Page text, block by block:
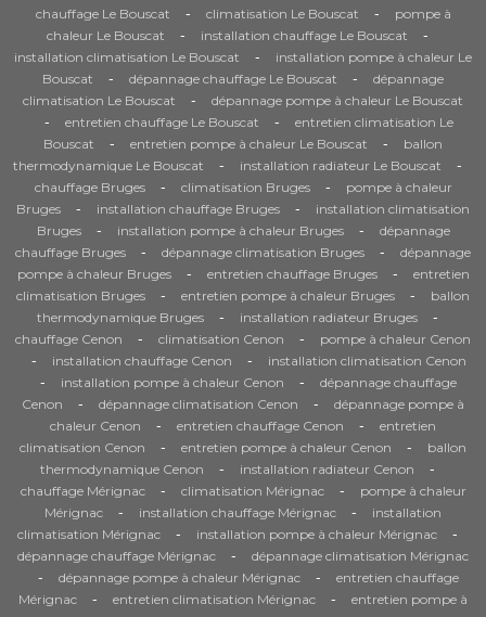
chauffage Le Bouscat - climatisation Le Bouscat -
pompe à
chaleur Le Bouscat
- installation chauffage Le Bouscat -
installation climatisation Le Bouscat -
installation pompe à chaleur Le
Bouscat
- dépannage chauffage Le Bouscat -
dépannage
climatisation Le Bouscat
- dépannage pompe à chaleur Le Bouscat
- entretien chauffage Le Bouscat -
entretien climatisation Le
Bouscat
- entretien pompe à chaleur Le Bouscat -
ballon
thermodynamique Le Bouscat
- installation radiateur Le Bouscat -
chauffage Bruges - climatisation Bruges -
pompe à chaleur
Bruges
- installation chauffage Bruges -
installation climatisation
Bruges
- installation pompe à chaleur Bruges -
dépannage
chauffage Bruges
- dépannage climatisation Bruges -
dépannage
pompe à chaleur Bruges
- entretien chauffage Bruges -
entretien
climatisation Bruges
- entretien pompe à chaleur Bruges -
ballon
thermodynamique Bruges
- installation radiateur Bruges -
chauffage Cenon - climatisation Cenon - pompe à chaleur Cenon
- installation chauffage Cenon - installation climatisation Cenon
- installation pompe à chaleur Cenon -
dépannage chauffage
Cenon
- dépannage climatisation Cenon -
dépannage pompe à
chaleur Cenon
- entretien chauffage Cenon -
entretien
climatisation Cenon
- entretien pompe à chaleur Cenon -
ballon
thermodynamique Cenon
- installation radiateur Cenon -
chauffage Mérignac - climatisation Mérignac -
pompe à chaleur
Mérignac
- installation chauffage Mérignac -
installation
climatisation Mérignac
- installation pompe à chaleur Mérignac -
dépannage chauffage Mérignac - dépannage climatisation Mérignac
- dépannage pompe à chaleur Mérignac -
entretien chauffage
Mérignac
- entretien climatisation Mérignac -
entretien pompe à